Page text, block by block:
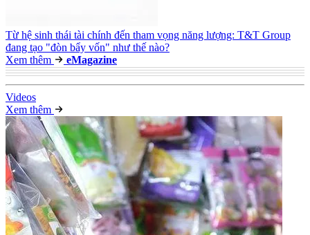
Từ hệ sinh thái tài chính đến tham vọng năng lượng: T&T Group
đang tạo "đòn bẩy vốn" như thế nào?
Xem thêm
eMagazine
Videos
Xem thêm